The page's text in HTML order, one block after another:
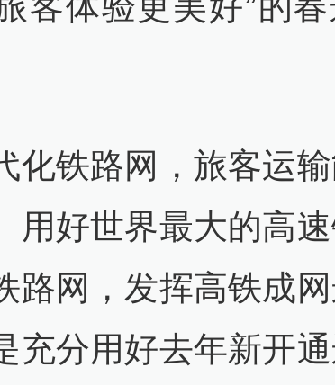
化铁路网，旅客运
用好世界最大的高
路网，发挥高铁成
充分用好去年新开